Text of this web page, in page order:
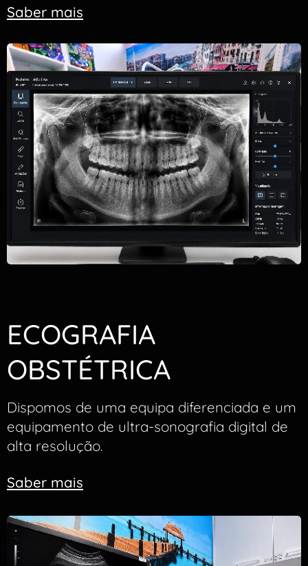
Saber mais
ECOGRAFIA
OBSTÉTRICA
Dispomos de uma equipa diferenciada e um
equipamento de ultra-sonografia digital de
alta resolução.
Saber mais